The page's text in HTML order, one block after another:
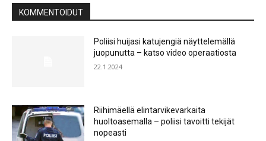
KOMMENTOIDUT
Poliisi huijasi katujengiä näyttelemällä
juopunutta – katso video operaatiosta
22.1.2024
Riihimäellä elintarvikevarkaita
huoltoasemalla – poliisi tavoitti tekijät
nopeasti